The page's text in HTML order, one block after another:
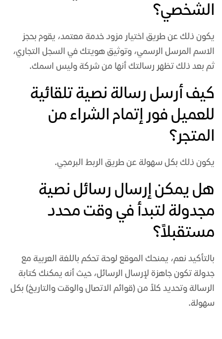
الشخصي؟
يكون ذلك عن طريق اختيار مزود خدمة معتمد، يقوم بحجز
الاسم المرسل الرسمي، وتوثيق هويتك في السجل التجاري،
ثم بعد ذلك تظهر رسالتك أنها من شركة وليس اسمك.
كيف أرسل رسالة نصية تلقائية
للعميل فور إتمام الشراء من
المتجر؟
يكون ذلك بكل سهولة عن طريق الربط البرمجي.
هل يمكن إرسال رسائل نصية
مجدولة لتبدأ في وقت محدد
مستقبلاً؟
بالتأكيد نعم، يمنحك الموقع لوحة تحكم باللغة العربية مع
جدولة تكون جاهزة لإرسال الرسائل، حيث أنه يمكنك كتابة
الرسالة وتحديد كلاً من (قوائم الاتصال والوقت والتاريخ) بكل
سهولة.